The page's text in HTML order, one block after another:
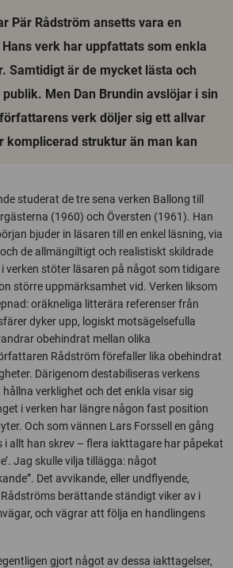
Pär Rådström ansetts vara en
verk har uppfattats som enkla
Samtidigt är de mycket lästa och
Men Dan Brundin avslöjar i sin
verk döljer sig ett allvar
komplicerad struktur än man kan
studerat de tre sena verken Ballong till
(1960) och Översten (1961). Han
bjuder in läsaren till en enkel läsning, via
de allmängiltigt och realistiskt skildrade
verken stöter läsaren på något som tidigare
större uppmärksamhet vid. Verken liksom
oräkneliga litterära referenser från
dyker upp, logiskt motsägelsefulla
obehindrat mellan olika
Rådström förefaller lika obehindrat
Därigenom destabiliseras verkens
verklighet och det enkla visar sig
i verken har längre någon fast position
Och som vännen Lars Forssell en gång
i allt han skrev – flera iakttagare har påpekat
Jag skulle vilja tillägga: något
Det avvikande, eller undflyende,
berättande ständigt viker av i
och vägrar att följa en handlingens
gjort något av dessa iakttagelser,